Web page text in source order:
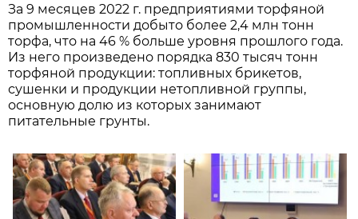
За 9 месяцев 2022 г. предприятиями торфяной
промышленности добыто более 2,4 млн тонн
торфа, что на 46 % больше уровня прошлого года.
Из него произведено порядка 830 тысяч тонн
торфяной продукции: топливных брикетов,
сушенки и продукции нетопливной группы,
основную долю из которых занимают
питательные грунты.